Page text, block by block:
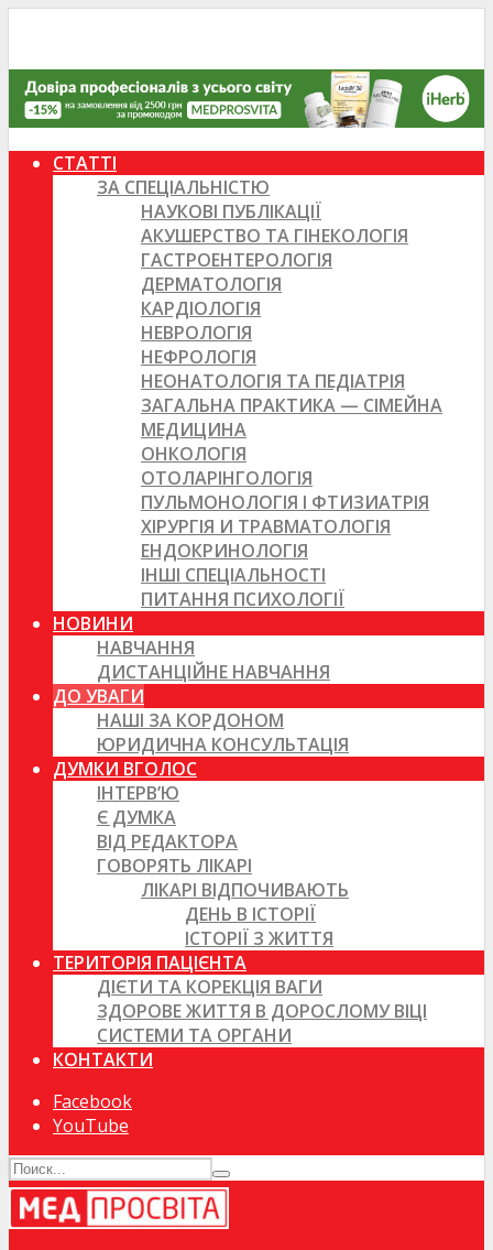
СТАТТІ
ЗА СПЕЦІАЛЬНІСТЮ
НАУКОВІ ПУБЛІКАЦІЇ
АКУШЕРСТВО ТА ГІНЕКОЛОГІЯ
ГАСТРОЕНТЕРОЛОГІЯ
ДЕРМАТОЛОГІЯ
КАРДІОЛОГІЯ
НЕВРОЛОГІЯ
НЕФРОЛОГІЯ
НЕОНАТОЛОГІЯ ТА ПЕДІАТРІЯ
ЗАГАЛЬНА ПРАКТИКА — СІМЕЙНА
МЕДИЦИНА
ОНКОЛОГІЯ
ОТОЛАРІНГОЛОГІЯ
ПУЛЬМОНОЛОГІЯ І ФТИЗИАТРІЯ
ХІРУРГІЯ И ТРАВМАТОЛОГІЯ
ЕНДОКРИНОЛОГІЯ
ІНШІ СПЕЦІАЛЬНОСТІ
ПИТАННЯ ПСИХОЛОГІЇ
НОВИНИ
НАВЧАННЯ
ДИСТАНЦІЙНЕ НАВЧАННЯ
ДО УВАГИ
НАШІ ЗА КОРДОНОМ
ЮРИДИЧНА КОНСУЛЬТАЦІЯ
ДУМКИ ВГОЛОС
ІНТЕРВ’Ю
Є ДУМКА
ВІД РЕДАКТОРА
ГОВОРЯТЬ ЛІКАРІ
ЛІКАРІ ВІДПОЧИВАЮТЬ
ДЕНЬ В ІСТОРІЇ
ІСТОРІЇ З ЖИТТЯ
ТЕРИТОРІЯ ПАЦІЄНТА
ДІЄТИ ТА КОРЕКЦІЯ ВАГИ
ЗДОРОВЕ ЖИТТЯ В ДОРОСЛОМУ ВІЦІ
СИСТЕМИ ТА ОРГАНИ
КОНТАКТИ
Facebook
YouTube